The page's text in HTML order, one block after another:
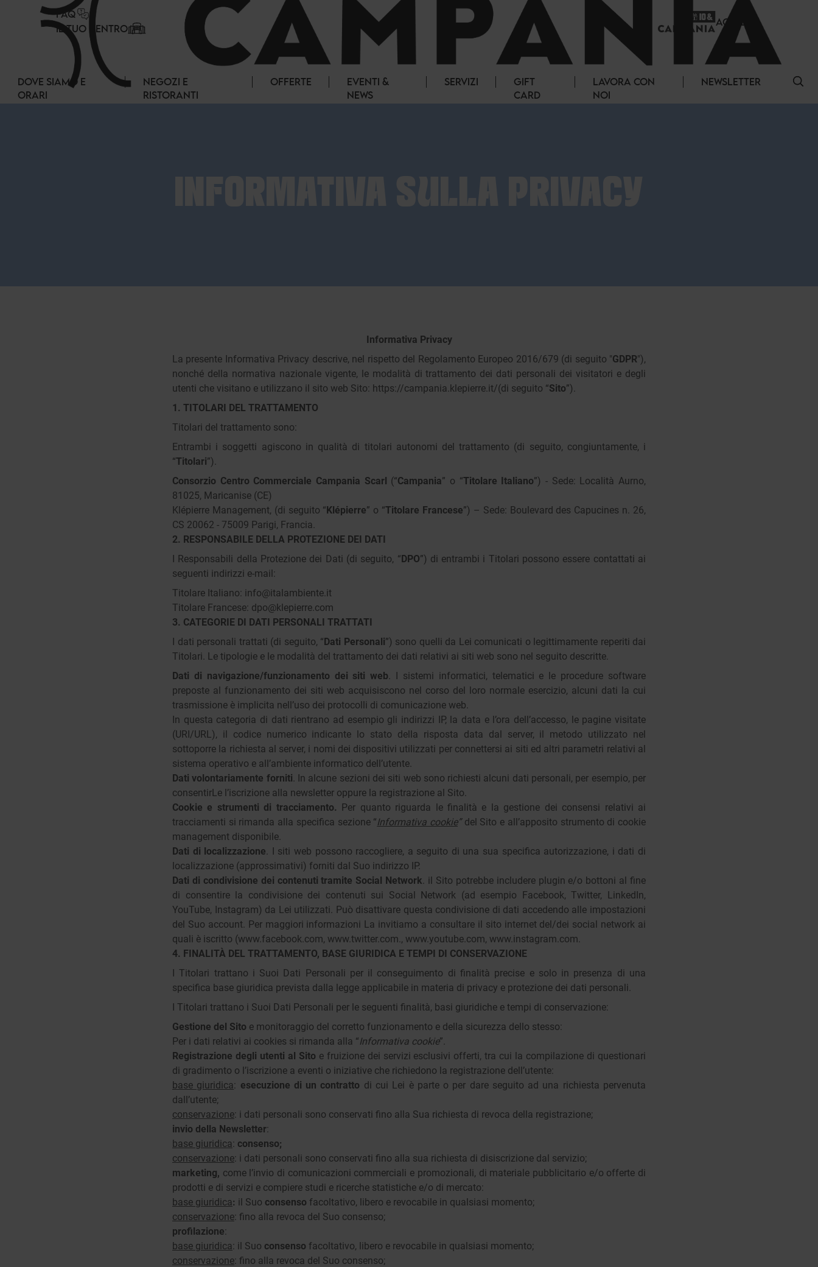
FAQ
IL TUO CENTRO
ACCEDI
DOVE SIAMO E
ORARI
NEGOZI E
RISTORANTI
OFFERTE
EVENTI &
NEWS
SERVIZI
GIFT
CARD
LAVORA CON
NOI
NEWSLETTER
Informativa Privacy
La presente Informativa Privacy descrive, nel rispetto del Regolamento Europeo 2016/679 (di seguito "GDPR"),
nonché della normativa nazionale vigente, le modalità di trattamento dei dati personali dei visitatori e degli
utenti che visitano e utilizzano il sito web Sito: https://campania.klepierre.it/(di seguito “Sito”).
1. TITOLARI DEL TRATTAMENTO
Titolari del trattamento sono:
Entrambi i soggetti agiscono in qualità di titolari autonomi del trattamento (di seguito, congiuntamente, i
“Titolari”).
Consorzio Centro Commerciale Campania Scarl (“Campania” o “Titolare Italiano”) - Sede: Località Aurno,
81025, Maricanise (CE)
Klépierre Management, (di seguito “Klépierre” o “Titolare Francese”) – Sede: Boulevard des Capucines n. 26,
CS 20062 - 75009 Parigi, Francia.
2. RESPONSABILE DELLA PROTEZIONE DEI DATI
I Responsabili della Protezione dei Dati (di seguito, “DPO”) di entrambi i Titolari possono essere contattati ai
seguenti indirizzi e-mail:
Titolare Italiano: info@italambiente.it
Titolare Francese: dpo@klepierre.com
3. CATEGORIE DI DATI PERSONALI TRATTATI
I dati personali trattati (di seguito, “Dati Personali”) sono quelli da Lei comunicati o legittimamente reperiti dai
Titolari. Le tipologie e le modalità del trattamento dei dati relativi ai siti web sono nel seguito descritte.
Dati di navigazione/funzionamento dei siti web. I sistemi informatici, telematici e le procedure software
preposte al funzionamento dei siti web acquisiscono nel corso del loro normale esercizio, alcuni dati la cui
trasmissione è implicita nell’uso dei protocolli di comunicazione web.
In questa categoria di dati rientrano ad esempio gli indirizzi IP, la data e l’ora dell’accesso, le pagine visitate
(URI/URL), il codice numerico indicante lo stato della risposta data dal server, il metodo utilizzato nel
sottoporre la richiesta al server, i nomi dei dispositivi utilizzati per connettersi ai siti ed altri parametri relativi al
sistema operativo e all’ambiente informatico dell’utente.
Dati volontariamente forniti. In alcune sezioni dei siti web sono richiesti alcuni dati personali, per esempio, per
consentirLe l’iscrizione alla newsletter oppure la registrazione al Sito.
Cookie e strumenti di tracciamento. Per quanto riguarda le finalità e la gestione dei consensi relativi ai
tracciamenti si rimanda alla specifica sezione “Informativa cookie” del Sito e all’apposito strumento di cookie
management disponibile.
Dati di localizzazione. I siti web possono raccogliere, a seguito di una sua specifica autorizzazione, i dati di
localizzazione (approssimativi) forniti dal Suo indirizzo IP.
Dati di condivisione dei contenuti tramite Social Network. il Sito potrebbe includere plugin e/o bottoni al fine
di consentire la condivisione dei contenuti sui Social Network (ad esempio Facebook, Twitter, LinkedIn,
YouTube, Instagram) da Lei utilizzati. Può disattivare questa condivisione di dati accedendo alle impostazioni
del Suo account. Per maggiori informazioni La invitiamo a consultare il sito internet del/dei social network ai
quali è iscritto (www.facebook.com, www.twitter.com., www.youtube.com, www.instagram.com.
4. FINALITÀ DEL TRATTAMENTO, BASE GIURIDICA E TEMPI DI CONSERVAZIONE
I Titolari trattano i Suoi Dati Personali per il conseguimento di finalità precise e solo in presenza di una
specifica base giuridica prevista dalla legge applicabile in materia di privacy e protezione dei dati personali.
I Titolari trattano i Suoi Dati Personali per le seguenti finalità, basi giuridiche e tempi di conservazione:
Gestione del Sito e monitoraggio del corretto funzionamento e della sicurezza dello stesso:
Per i dati relativi ai cookies si rimanda alla “Informativa cookie”.
Registrazione degli utenti al Sito e fruizione dei servizi esclusivi offerti, tra cui la compilazione di questionari
di gradimento o l’iscrizione a eventi o iniziative che richiedono la registrazione dell’utente:
base giuridica: esecuzione di un contratto di cui Lei è parte o per dare seguito ad una richiesta pervenuta
dall’utente;
conservazione: i dati personali sono conservati fino alla Sua richiesta di revoca della registrazione;
invio della Newsletter:
base giuridica: consenso;
conservazione: i dati personali sono conservati fino alla sua richiesta di disiscrizione dal servizio;
marketing, come l’invio di comunicazioni commerciali e promozionali, di materiale pubblicitario e/o offerte di
prodotti e di servizi e compiere studi e ricerche statistiche e/o di mercato:
base giuridica: il Suo consenso facoltativo, libero e revocabile in qualsiasi momento;
conservazione: fino alla revoca del Suo consenso;
profilazione:
base giuridica: il Suo consenso facoltativo, libero e revocabile in qualsiasi momento;
conservazione: fino alla revoca del Suo consenso;
Pannello di gestione dei cookies